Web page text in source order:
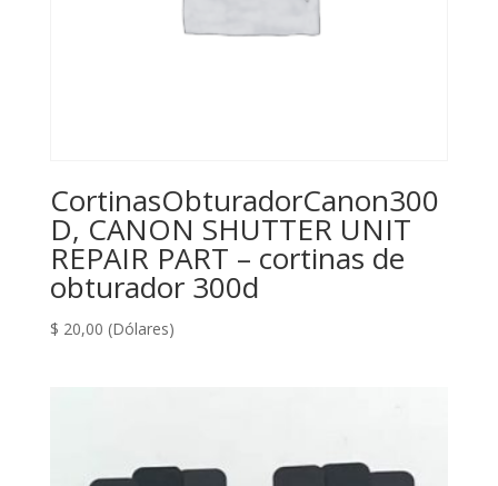
CortinasObturadorCanon300
D, CANON SHUTTER UNIT
REPAIR PART – cortinas de
obturador 300d
$ 20,00 (Dólares)